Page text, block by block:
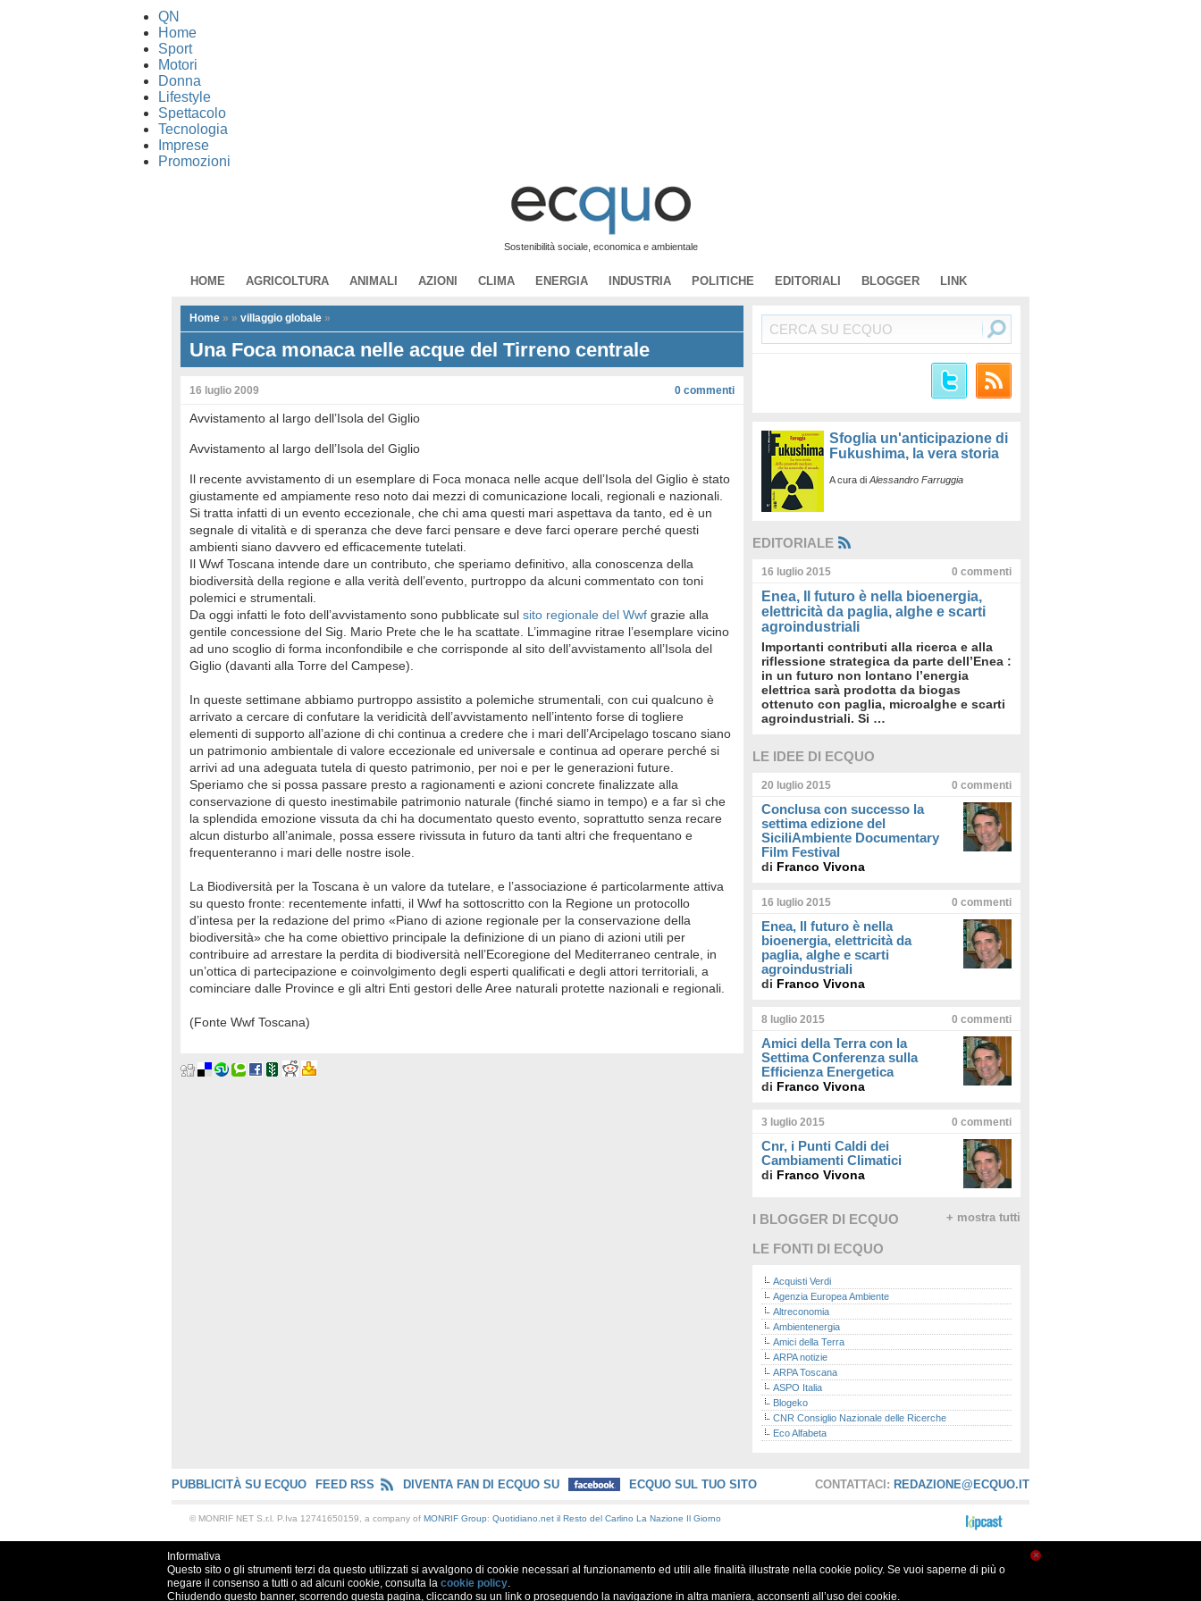
QN
Home
Sport
Motori
Donna
Lifestyle
Spettacolo
Tecnologia
Imprese
Promozioni
Sostenibilità sociale, economica e ambientale
HOME AGRICOLTURA ANIMALI AZIONI CLIMA ENERGIA INDUSTRIA POLITICHE EDITORIALI BLOGGER LINK
Home » » villaggio globale »
Una Foca monaca nelle acque del Tirreno centrale
16 luglio 2009 0 commenti
Avvistamento al largo dell’Isola del Giglio
Avvistamento al largo dell’Isola del Giglio
Il recente avvistamento di un esemplare di Foca monaca nelle acque dell’Isola del Giglio è stato
giustamente ed ampiamente reso noto dai mezzi di comunicazione locali, regionali e nazionali.
Si tratta infatti di un evento eccezionale, che chi ama questi mari aspettava da tanto, ed è un
segnale di vitalità e di speranza che deve farci pensare e deve farci operare perché questi
ambienti siano davvero ed efficacemente tutelati.
Il Wwf Toscana intende dare un contributo, che speriamo definitivo, alla conoscenza della
biodiversità della regione e alla verità dell’evento, purtroppo da alcuni commentato con toni
polemici e strumentali.
Da oggi infatti le foto dell’avvistamento sono pubblicate sul sito regionale del Wwf grazie alla
gentile concessione del Sig. Mario Prete che le ha scattate. L’immagine ritrae l’esemplare vicino
ad uno scoglio di forma inconfondibile e che corrisponde al sito dell’avvistamento all’Isola del
Giglio (davanti alla Torre del Campese).
In queste settimane abbiamo purtroppo assistito a polemiche strumentali, con cui qualcuno è
arrivato a cercare di confutare la veridicità dell’avvistamento nell’intento forse di togliere
elementi di supporto all’azione di chi continua a credere che i mari dell’Arcipelago toscano siano
un patrimonio ambientale di valore eccezionale ed universale e continua ad operare perché si
arrivi ad una adeguata tutela di questo patrimonio, per noi e per le generazioni future.
Speriamo che si possa passare presto a ragionamenti e azioni concrete finalizzate alla
conservazione di questo inestimabile patrimonio naturale (finché siamo in tempo) e a far sì che
la splendida emozione vissuta da chi ha documentato questo evento, soprattutto senza recare
alcun disturbo all’animale, possa essere rivissuta in futuro da tanti altri che frequentano e
frequenteranno i mari delle nostre isole.
La Biodiversità per la Toscana è un valore da tutelare, e l’associazione é particolarmente attiva
su questo fronte: recentemente infatti, il Wwf ha sottoscritto con la Regione un protocollo
d’intesa per la redazione del primo «Piano di azione regionale per la conservazione della
biodiversità» che ha come obiettivo principale la definizione di un piano di azioni utili per
contribuire ad arrestare la perdita di biodiversità nell’Ecoregione del Mediterraneo centrale, in
un’ottica di partecipazione e coinvolgimento degli esperti qualificati e degli attori territoriali, a
cominciare dalle Province e gli altri Enti gestori delle Aree naturali protette nazionali e regionali.
(Fonte Wwf Toscana)
Sfoglia un'anticipazione di
Fukushima, la vera storia
A cura di Alessandro Farruggia
EDITORIALE
16 luglio 2015 0 commenti
Enea, Il futuro è nella bioenergia,
elettricità da paglia, alghe e scarti
agroindustriali
Importanti contributi alla ricerca e alla
riflessione strategica da parte dell’Enea :
in un futuro non lontano l’energia
elettrica sarà prodotta da biogas
ottenuto con paglia, microalghe e scarti
agroindustriali. Si …
LE IDEE DI ECQUO
20 luglio 2015 0 commenti
Conclusa con successo la
settima edizione del
SiciliAmbiente Documentary
Film Festival
di Franco Vivona
16 luglio 2015 0 commenti
Enea, Il futuro è nella
bioenergia, elettricità da
paglia, alghe e scarti
agroindustriali
di Franco Vivona
8 luglio 2015 0 commenti
Amici della Terra con la
Settima Conferenza sulla
Efficienza Energetica
di Franco Vivona
3 luglio 2015 0 commenti
Cnr, i Punti Caldi dei
Cambiamenti Climatici
di Franco Vivona
I BLOGGER DI ECQUO + mostra tutti
LE FONTI DI ECQUO
Acquisti Verdi
Agenzia Europea Ambiente
Altreconomia
Ambientenergia
Amici della Terra
ARPA notizie
ARPA Toscana
ASPO Italia
Blogeko
CNR Consiglio Nazionale delle Ricerche
Eco Alfabeta
Eco Radio
Greenpeace
ISPRA - Istituto Superiore per la Protezione e la
La nuova Ecologia
CONTATTACI: REDAZIONE@ECQUO.IT
PUBBLICITÀ SU ECQUO FEED RSS DIVENTA FAN DI ECQUO SU ECQUO SUL TUO SITO
© MONRIF NET S.r.l. P.Iva 12741650159, a company of MONRIF Group: Quotidiano.net il Resto del Carlino La Nazione Il Giorno
×
Informativa
Questo sito o gli strumenti terzi da questo utilizzati si avvalgono di cookie necessari al funzionamento ed utili alle finalità illustrate nella cookie policy. Se vuoi saperne di più o
negare il consenso a tutti o ad alcuni cookie, consulta la cookie policy.
Chiudendo questo banner, scorrendo questa pagina, cliccando su un link o proseguendo la navigazione in altra maniera, acconsenti all’uso dei cookie.